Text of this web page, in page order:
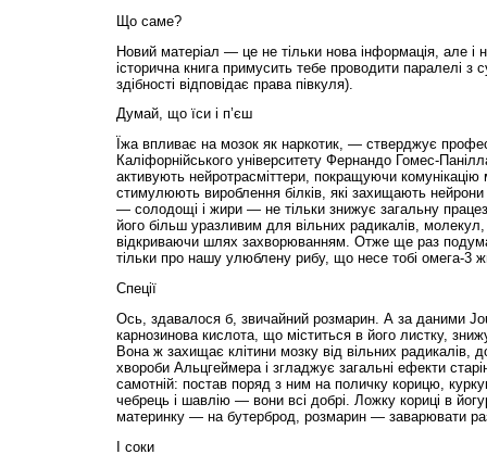
Що саме?
Новий матеріал — це не тільки нова інформація, але і
історична книга примусить тебе проводити паралелі з
здібності відповідає права півкуля).
Думай, що їси і п’єш
Їжа впливає на мозок як наркотик, — стверджує
Каліфорнійського університету Фернандо Гомес-
активують нейротрасміттери, покращуючи комунікацію
стимулюють вироблення білків, які захищають
— солодощі і жири — не тільки знижує загальну
його більш уразливим для вільних радикалів,
відкриваючи шлях захворюванням. Отже ще раз
тільки про нашу улюблену рибу, що несе тобі омега-3
Спеції
Ось, здавалося б, звичайний розмарин. А за даними
карнозинова кислота, що міститься в його листку,
Вона ж захищає клітини мозку від вільних радикалів,
хвороби Альцгеймера і згладжує загальні ефекти
самотній: постав поряд з ним на поличку корицю,
чебрець і шавлію — вони всі добрі. Ложку кориці в
материнку — на бутерброд, розмарин — заварювати
І соки